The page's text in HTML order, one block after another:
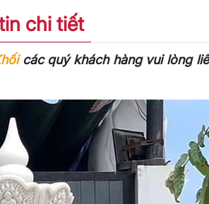
chi tiết
các quý khách hàng vui lòng